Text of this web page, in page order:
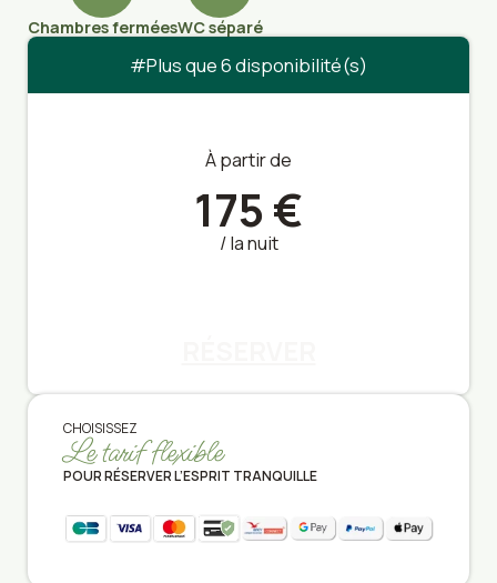
Chambres ferméesWC séparé
Plus que 6 disponibilité(s)
À partir de
175 €
/ la nuit
CHOISISSEZ
Le tarif flexible
POUR RÉSERVER L’ESPRIT TRANQUILLE